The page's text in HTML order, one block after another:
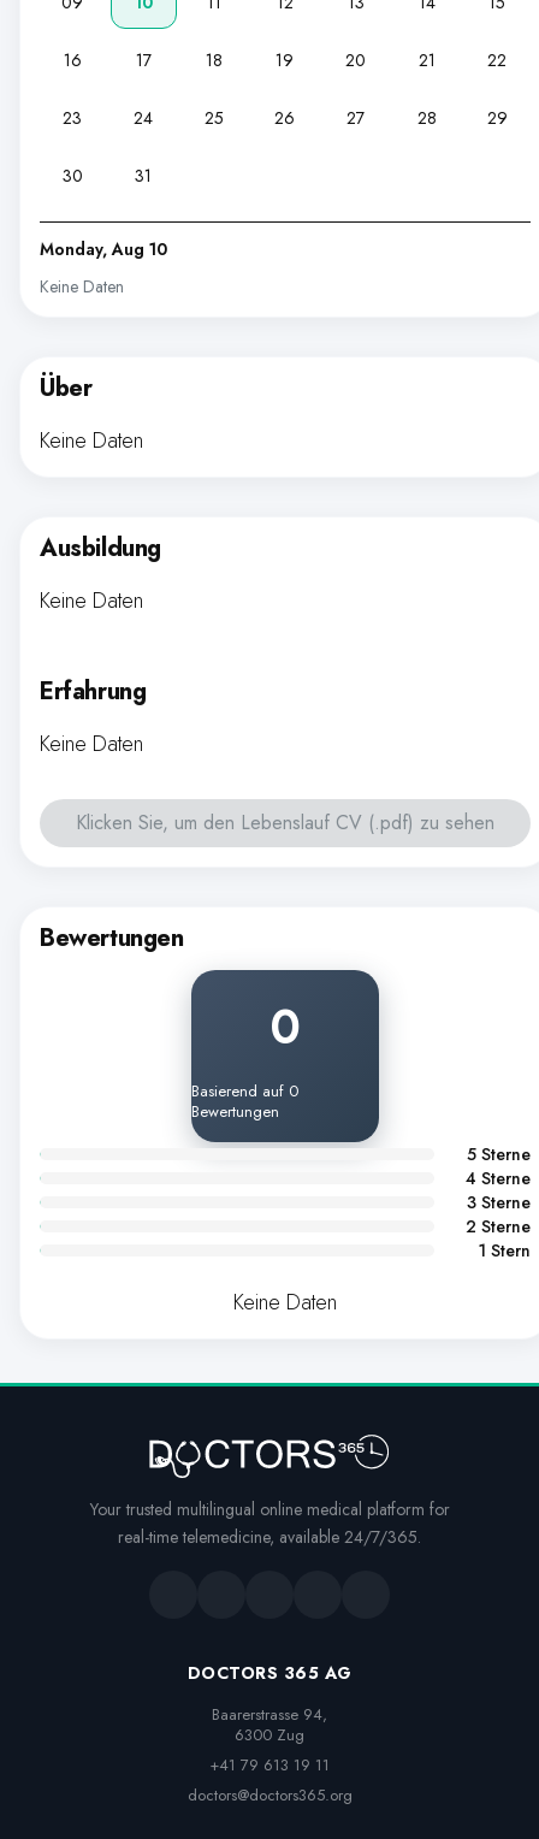
16 17 18 19 20 21 22
23 24 25 26 27 28 29
30 31
Monday, Aug 10
Keine Daten
Über
Keine Daten
Ausbildung
Keine Daten
Erfahrung
Keine Daten
Klicken Sie, um den Lebenslauf CV (.pdf) zu sehen
Bewertungen
0
Basierend auf 0
Bewertungen
5 Sterne
4 Sterne
3 Sterne
2 Sterne
1 Stern
Keine Daten
Your trusted multilingual online medical platform for
real-time telemedicine, available 24/7/365.
DOCTORS 365 AG
Baarerstrasse 94,
6300 Zug
+41 79 613 19 11
doctors@doctors365.org